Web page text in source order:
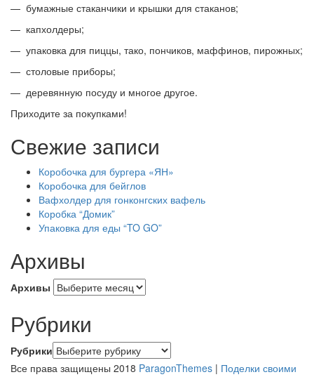
— бумажные стаканчики и крышки для стаканов;
— капхолдеры;
— упаковка для пиццы, тако, пончиков, маффинов, пирожных;
— столовые приборы;
— деревянную посуду и многое другое.
Приходите за покупками!
Свежие записи
Коробочка для бургера «ЯН»
Коробочка для бейглов
Вафхолдер для гонконгских вафель
Коробка “Домик”
Упаковка для еды “TO GO”
Архивы
Архивы
Рубрики
Рубрики
Все права защищены 2018 ParagonThemes | Поделки своими